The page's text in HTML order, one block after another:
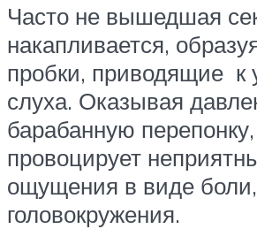
Часто не вышедшая
накапливается,
пробки, приводящие к
слуха. Оказывая
барабанную
провоцирует
ощущения в виде
головокружения.